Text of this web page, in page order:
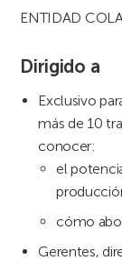
ENTIDAD
Dirigido a
Exclusivo
más de 10
conocer:
el
cómo
Gerentes,